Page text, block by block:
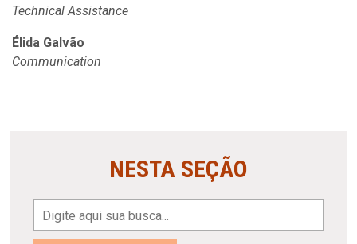
Technical Assistance
Élida Galvão
Communication
NESTA SEÇÃO